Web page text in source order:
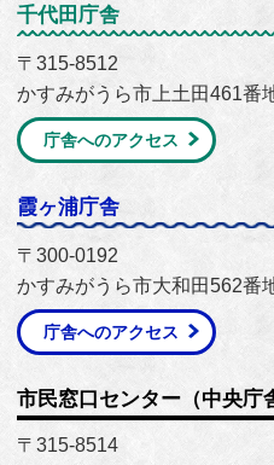
千代田庁舎
〒315-8512
かすみがうら市上土田461番
庁舎へのアクセス
霞ヶ浦庁舎
〒300-0192
かすみがうら市大和田562番
庁舎へのアクセス
市民窓口センター（中央庁
〒315-8514